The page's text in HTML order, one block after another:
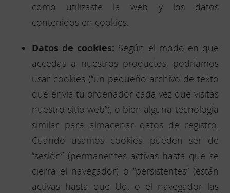
como utilizaste la web y los datos
contenidos en cookies.
Datos de cookies: Según el modo en que
accedas a nuestros productos, podríamos
usar cookies (“un pequeño archivo de texto
que envía tu ordenador cada vez que visitas
nuestro sitio web”), o bien alguna tecnología
similar para almacenar datos de registro.
Cuando usamos cookies, pueden ser de
“sesión” (permanentes activas hasta que se
cierra el navegador) o “persistentes” (están
activas hasta que Ud. o el navegador las